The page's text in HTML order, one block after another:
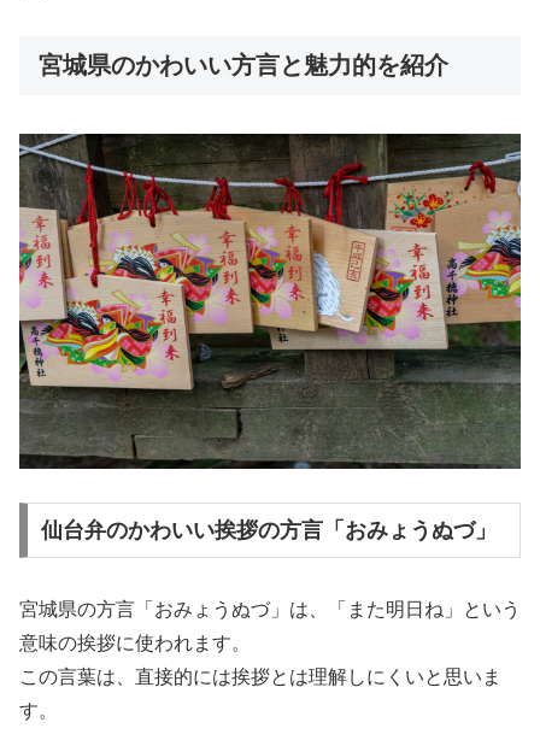
宮城県のかわいい方言と魅力的を紹介
仙台弁のかわいい挨拶の方言「おみょうぬづ」
宮城県の方言「おみょうぬづ」は、「また明日ね」という
意味の挨拶に使われます。
この言葉は、直接的には挨拶とは理解しにくいと思いま
す。